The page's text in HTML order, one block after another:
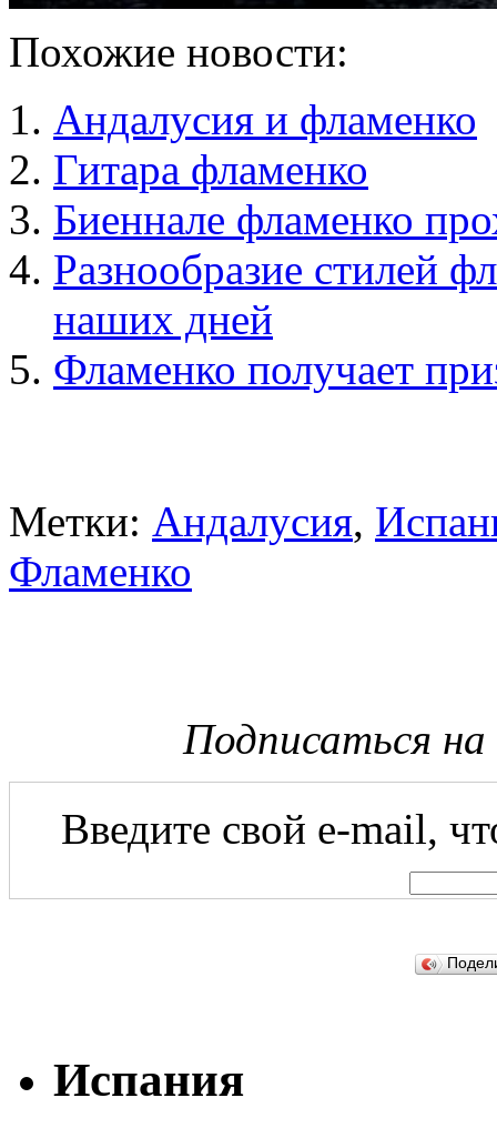
Похожие новости:
Андалусия и фламенко
Гитара фламенко
Биеннале фламенко
Разнообразие стилей
наших дней
Фламенко получает
Метки: Андалусия,
Фламенко
Подписаться
Введите свой e-mail,
Испания